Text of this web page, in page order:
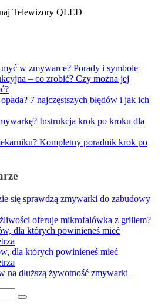
Telewizory QLED
w zmywarce? Porady i symbole
– co zrobić? Czy można jej
7 najczęstszych błędów i jak ich
Instrukcja krok po kroku dla
Kompletny poradnik krok po
się sprawdzą zmywarki do zabudowy
oferuje mikrofalówka z grillem?
dla których powinieneś mieć
dla których powinieneś mieć
na dłuższą żywotność zmywarki